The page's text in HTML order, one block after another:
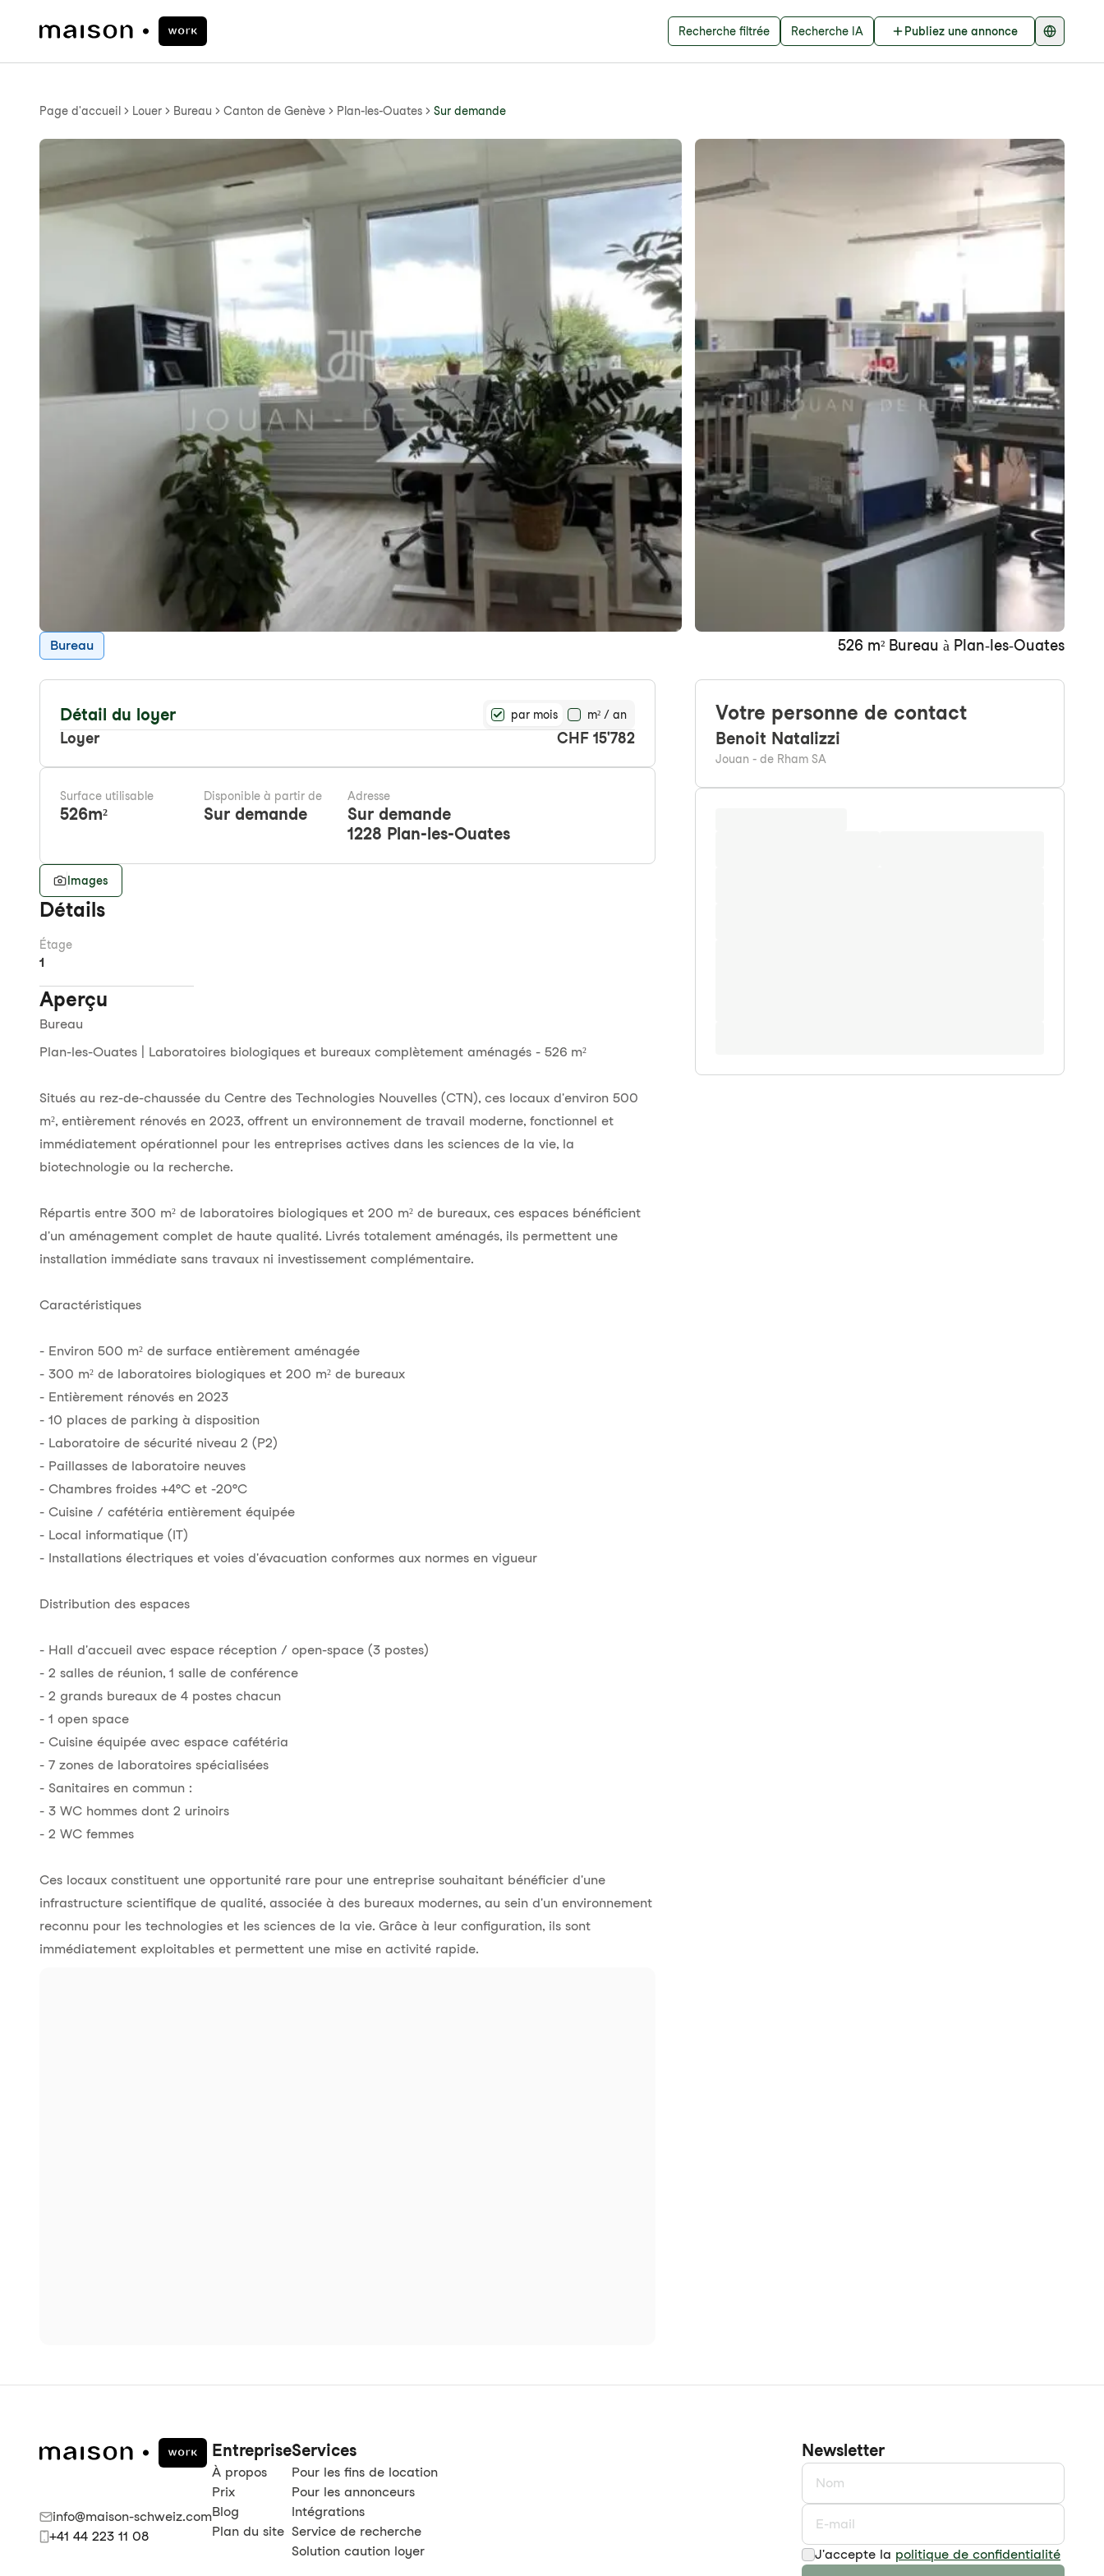
Recherche filtrée Recherche IA Publiez une annonce
Page d'accueil Louer Bureau Canton de Genève Plan-les-Ouates Sur demande
+ 4 images
526 m² Bureau à Plan-les-Ouates
Bureau
Détail du loyer par mois m² / an
Loyer CHF 15'782
Surface utilisable
526m²
Disponible à partir de
Sur demande
Adresse
Sur demande
1228 Plan-les-Ouates
Images
Détails
Étage
1
Aperçu
Bureau
Plan-les-Ouates | Laboratoires biologiques et bureaux complètement aménagés - 526 m²
Situés au rez-de-chaussée du Centre des Technologies Nouvelles (CTN), ces locaux d'environ 500
m², entièrement rénovés en 2023, offrent un environnement de travail moderne, fonctionnel et
immédiatement opérationnel pour les entreprises actives dans les sciences de la vie, la
biotechnologie ou la recherche.
Répartis entre 300 m² de laboratoires biologiques et 200 m² de bureaux, ces espaces bénéficient
d'un aménagement complet de haute qualité. Livrés totalement aménagés, ils permettent une
installation immédiate sans travaux ni investissement complémentaire.
Caractéristiques
- Environ 500 m² de surface entièrement aménagée
- 300 m² de laboratoires biologiques et 200 m² de bureaux
- Entièrement rénovés en 2023
- 10 places de parking à disposition
- Laboratoire de sécurité niveau 2 (P2)
- Paillasses de laboratoire neuves
- Chambres froides +4°C et -20°C
- Cuisine / cafétéria entièrement équipée
- Local informatique (IT)
- Installations électriques et voies d'évacuation conformes aux normes en vigueur
Distribution des espaces
- Hall d'accueil avec espace réception / open-space (3 postes)
- 2 salles de réunion, 1 salle de conférence
- 2 grands bureaux de 4 postes chacun
- 1 open space
- Cuisine équipée avec espace cafétéria
- 7 zones de laboratoires spécialisées
- Sanitaires en commun :
- 3 WC hommes dont 2 urinoirs
- 2 WC femmes
Ces locaux constituent une opportunité rare pour une entreprise souhaitant bénéficier d'une
infrastructure scientifique de qualité, associée à des bureaux modernes, au sein d'un environnement
reconnu pour les technologies et les sciences de la vie. Grâce à leur configuration, ils sont
immédiatement exploitables et permettent une mise en activité rapide.
Votre personne de contact
Benoit Natalizzi
Jouan - de Rham SA
info@maison-schweiz.com
+41 44 223 11 08
Entreprise
À propos
Prix
Blog
Plan du site
Services
Pour les fins de location
Pour les annonceurs
Intégrations
Service de recherche
Solution caution loyer
Newsletter
J'accepte la politique de confidentialité